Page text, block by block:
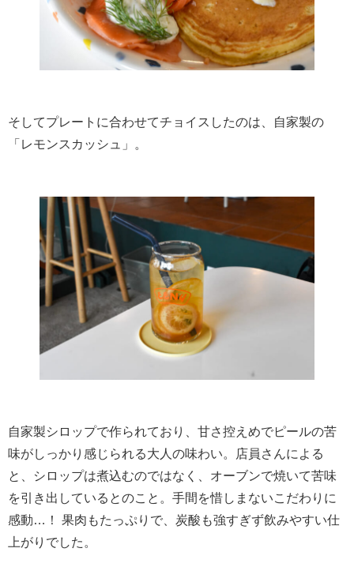
そしてプレートに合わせてチョイスしたのは、自家製の
「レモンスカッシュ」。
自家製シロップで作られており、甘さ控えめでピールの苦
味がしっかり感じられる大人の味わい。店員さんによる
と、シロップは煮込むのではなく、オーブンで焼いて苦味
を引き出しているとのこと。手間を惜しまないこだわりに
感動…！ 果肉もたっぷりで、炭酸も強すぎず飲みやすい仕
上がりでした。